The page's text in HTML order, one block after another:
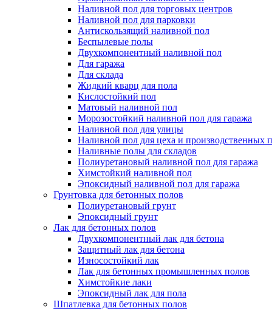
Наливной пол для торговых центров
Наливной пол для парковки
Антискользящий наливной пол
Беспылевые полы
Двухкомпонентный наливной пол
Для гаража
Для склада
Жидкий кварц для пола
Кислостойкий пол
Матовый наливной пол
Морозостойкий наливной пол для гаража
Наливной пол для улицы
Наливной пол для цеха и производственных
Наливные полы для складов
Полиуретановый наливной пол для гаража
Химстойкий наливной пол
Эпоксидный наливной пол для гаража
Грунтовка для бетонных полов
Полиуретановый грунт
Эпоксидный грунт
Лак для бетонных полов
Двухкомпонентный лак для бетона
Защитный лак для бетона
Износостойкий лак
Лак для бетонных промышленных полов
Химстойкие лаки
Эпоксидный лак для пола
Шпатлевка для бетонных полов